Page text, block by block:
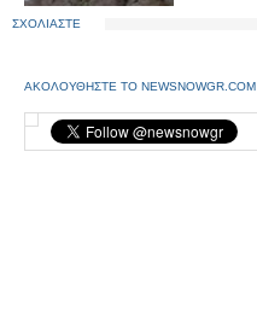
ΣΧΟΛΙΑΣΤΕ
ΑΚΟΛΟΥΘΗΣΤΕ ΤΟ NEWSNOWGR.COM